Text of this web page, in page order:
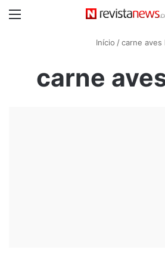
Início /carne aves
carne